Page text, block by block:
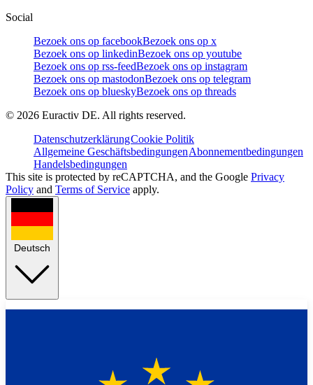
Social
Bezoek ons op facebookBezoek ons op x
Bezoek ons op linkedinBezoek ons op youtube
Bezoek ons op rss-feedBezoek ons op instagram
Bezoek ons op mastodonBezoek ons op telegram
Bezoek ons op blueskyBezoek ons op threads
© 2026 Euractiv DE. All rights reserved.
DatenschutzerklärungCookie Politik
Allgemeine GeschäftsbedingungenAbonnementbedingungen
Handelsbedingungen
This site is protected by reCAPTCHA, and the Google Privacy
Policy and Terms of Service apply.
Deutsch